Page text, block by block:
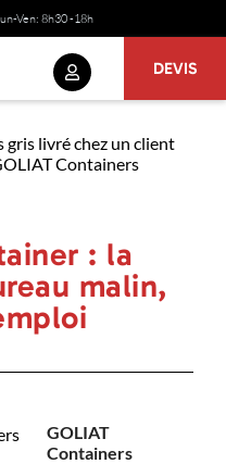
Ven: 8h30 -18h
DEVIS
: la
malin,
GOLIAT
Containers